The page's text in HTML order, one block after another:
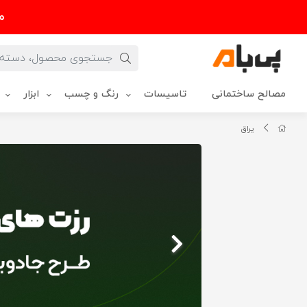
مصالح ساختمانی تاسیسات رنگ و چسب ابزار
یراق